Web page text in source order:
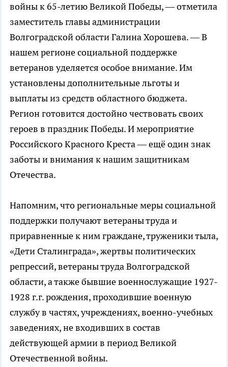
войны к 65-летию Великой Победы, — отметила
заместитель главы администрации
Волгоградской области Галина Хорошева. — В
нашем регионе социальной поддержке
ветеранов уделяется особое внимание. Им
установлены дополнительные льготы и
выплаты из средств областного бюджета.
Регион готовится достойно чествовать своих
героев в праздник Победы. И мероприятие
Российского Красного Креста — ещё один знак
заботы и внимания к нашим защитникам
Отечества.
Напомним, что региональные меры социальной
поддержки получают ветераны труда и
приравненные к ним граждане, труженики тыла,
«Дети Сталинграда», жертвы политических
репрессий, ветераны труда Волгоградской
области, а также бывшие военнослужащие 1927-
1928 г.г. рождения, проходившие военную
службу в частях, учреждениях, военно-учебных
заведениях, не входивших в состав
действующей армии в период Великой
Отечественной войны.